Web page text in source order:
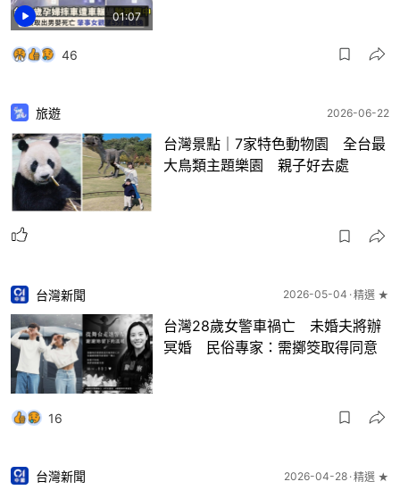
01:07
46
旅遊 2026-06-22
台灣景點｜7家特色動物園 全台最
大鳥類主題樂園 親子好去處
台灣新聞 2026-05-04 精選 ★
台灣28歲女警車禍亡 未婚夫將辦
冥婚 民俗專家：需擲筊取得同意
16
台灣新聞 2026-04-28 精選 ★